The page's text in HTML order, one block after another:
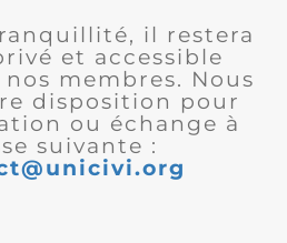
il restera
et accessible
membres. Nous
disposition pour
ou échange à
suivante :